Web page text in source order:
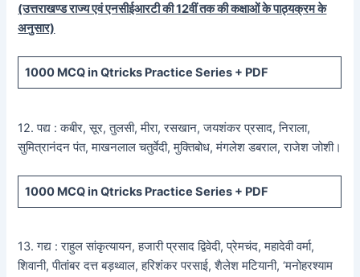
(उत्तराखण्ड राज्य एवं एनसीईआरटी की 12वीं तक की कक्षाओं के पाठ्यक्रम के
अनुसार)
1000 MCQin Qtricks Practice Series + PDF
12. पद्य : कबीर, सूर, तुलसी, मीरा, रसखान, जयशंकर प्रसाद, निराला,
सुमित्रानंदन पंत, माखनलाल चतुर्वेदी, मुक्तिबोध, मंगलेश डबराल, राजेश जोशी।
1000 MCQin Qtricks Practice Series + PDF
13. गद्य : राहुल सांकृत्यायन, हजारी प्रसाद द्विवेदी, प्रेमचंद, महादेवी वर्मा,
शिवानी, पीतांबर दत्त बड़थ्वाल, हरिशंकर परसाई, शैलेश मटियानी, ‘मनोहरश्याम